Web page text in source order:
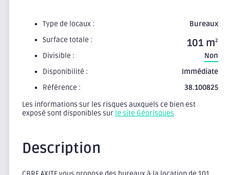
Type de locaux :
Bureaux
Surface totale :
101 m2
Divisible :
Non
Disponibilité :
Immédiate
Référence :
38.100825
Les informations sur les risques auxquels ce bien est
exposé sont disponibles sur le site Géorisques
Description